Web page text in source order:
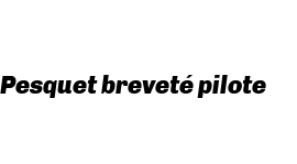
breveté pilote